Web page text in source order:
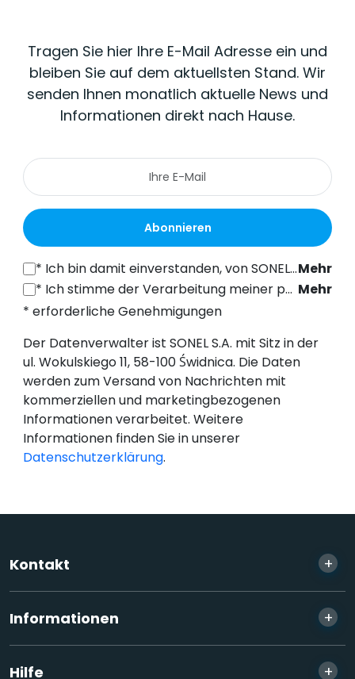
Tragen Sie hier Ihre E-Mail Adresse ein und
bleiben Sie auf dem aktuellsten Stand. Wir
senden Ihnen monatlich aktuelle News und
Informationen direkt nach Hause.
Abonnieren
* Ich bin damit einverstanden, von SONEL S.A. mit Sitz in der ul. Wokulskiego 11, 58-100 Świdnica, kommerzielle Informationen auf elektronischem Wege (an die angegebene E-Mail-Adresse) zu Marketingzwecken gemäß Art. 398 des Gesetzes vom 12. Juli 2024 über das Recht der elektronischen Kommunikation zu erhalten. Mehr
* Ich stimme der Verarbeitung meiner personenbezogenen Daten (E-Mail-Adresse) durch SONEL S.A. mit Sitz in ul. Wokulskiego 11, 58-100 Świdnica, zum Zwecke des Versands eines Newsletters mit kommerziellen und marketingbezogenen Informationen gemäß Art. 6 Abs. 1 Buchstabe a) der Datenschutz-Grundverordnung (DSGVO).
Mehr
* erforderliche Genehmigungen
Der Datenverwalter ist SONEL S.A. mit Sitz in der
ul. Wokulskiego 11, 58-100 Świdnica. Die Daten
werden zum Versand von Nachrichten mit
kommerziellen und marketingbezogenen
Informationen verarbeitet. Weitere
Informationen finden Sie in unserer
Datenschutzerklärung.
Kontakt +
Informationen +
Hilfe +